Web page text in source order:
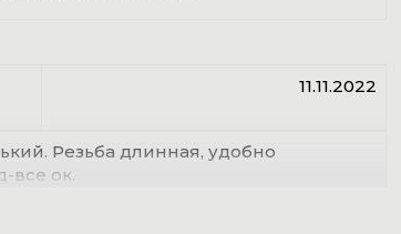
11.11.2022
Резьба длинная, удобно
все ок.